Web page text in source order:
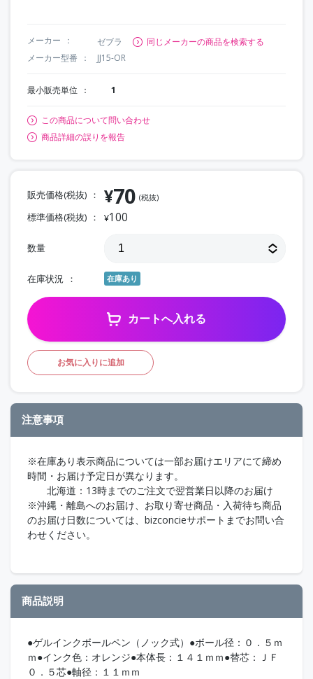
メーカー ゼブラ
同じメーカーの商品を検索する
メーカー型番
JJ15-OR
最小販売単位 1
この商品について問い合わせ
商品詳細の誤りを報告
販売価格(税抜) ¥70 (税抜)
標準価格(税抜) ¥100
数量
在庫状況 在庫あり
カートへ入れる
お気に入りに追加
注意事項
※在庫あり表示商品については一部お届けエリアにて締め
時間・お届け予定日が異なります。
北海道：13時までのご注文で翌営業日以降のお届け
※沖縄・離島へのお届け、お取り寄せ商品・入荷待ち商品
のお届け日数については、bizconcieサポートまでお問い合
わせください。
商品説明
●ゲルインクボールペン（ノック式）●ボール径：０．５ｍ
ｍ●インク色：オレンジ●本体長：１４１ｍｍ●替芯：ＪＦ
０．５芯●軸径：１１ｍｍ